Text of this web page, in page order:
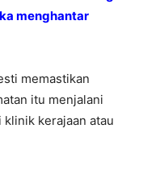
menghantar
memastikan
itu menjalani
kerajaan atau